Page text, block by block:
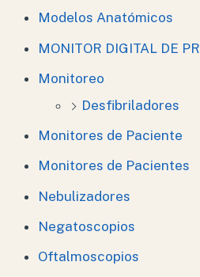
Modelos Anatómicos
MONITOR DIGITAL DE
Monitoreo
Desfibriladores
Monitores de Paciente
Monitores de Pacientes
Nebulizadores
Negatoscopios
Oftalmoscopios